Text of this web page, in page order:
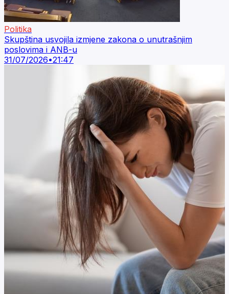
Politika
Skupština usvojila izmjene zakona o unutrašnjim
poslovima i ANB-u
31/07/2026•21:47